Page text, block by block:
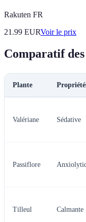
Rakuten FR
21.99 EURVoir le prix
Comparatif
Plante
Valériane Sédative
Passiflore
Tilleul Calmante